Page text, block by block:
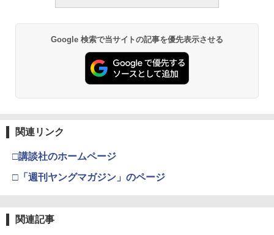
Google 検索で当サイトの記事を優先表示させる
関連リンク
□講談社のホームページ
□「週刊ヤングマガジン」のページ
関連記事